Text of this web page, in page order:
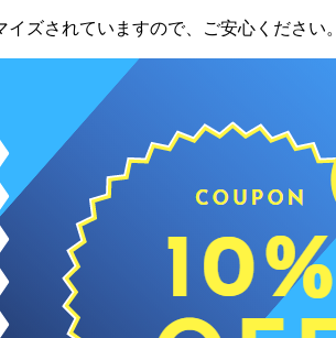
ズされていますので、ご安心ください。